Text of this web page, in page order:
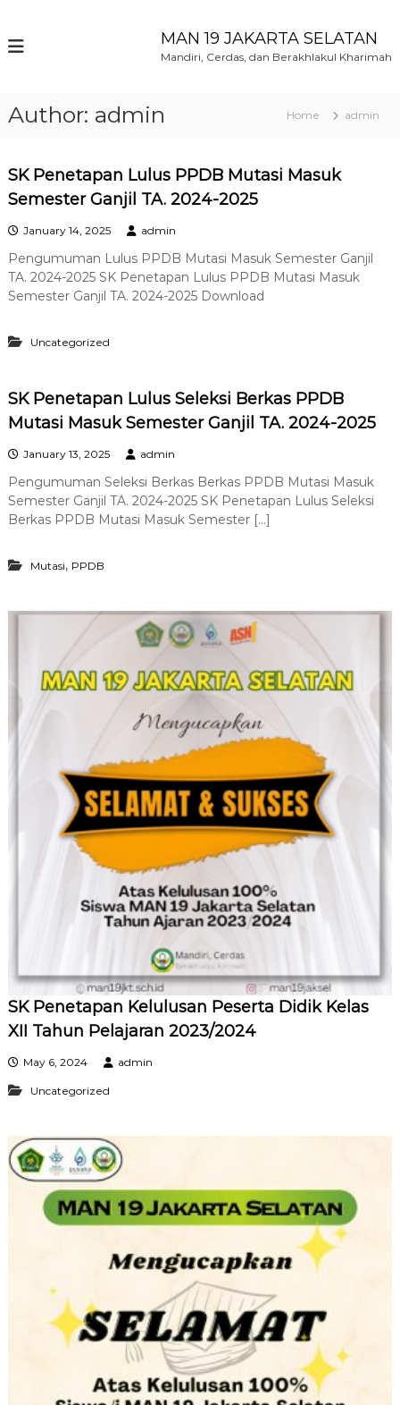
MAN 19 JAKARTA SELATAN
Mandiri, Cerdas, dan Berakhlakul Kharimah
Author: admin Home admin
SK Penetapan Lulus PPDB Mutasi Masuk
Semester Ganjil TA. 2024-2025
January 14, 2025 admin
Pengumuman Lulus PPDB Mutasi Masuk Semester Ganjil
TA. 2024-2025 SK Penetapan Lulus PPDB Mutasi Masuk
Semester Ganjil TA. 2024-2025 Download
Uncategorized
SK Penetapan Lulus Seleksi Berkas PPDB
Mutasi Masuk Semester Ganjil TA. 2024-2025
January 13, 2025 admin
Pengumuman Seleksi Berkas Berkas PPDB Mutasi Masuk
Semester Ganjil TA. 2024-2025 SK Penetapan Lulus Seleksi
Berkas PPDB Mutasi Masuk Semester […]
Mutasi, PPDB
SK Penetapan Kelulusan Peserta Didik Kelas
XII Tahun Pelajaran 2023/2024
May 6, 2024 admin
Uncategorized